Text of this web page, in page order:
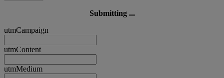
Submitting ...
utmCampaign
utmContent
utmMedium